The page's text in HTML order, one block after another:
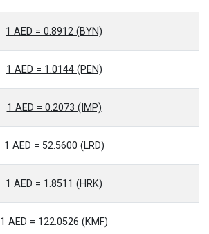
1 AED = 0.8912 (BYN)
1 AED = 1.0144 (PEN)
1 AED = 0.2073 (IMP)
1 AED = 52.5600 (LRD)
1 AED = 1.8511 (HRK)
1 AED = 122.0526 (KMF)